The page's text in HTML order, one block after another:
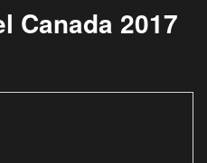
Canada 2017